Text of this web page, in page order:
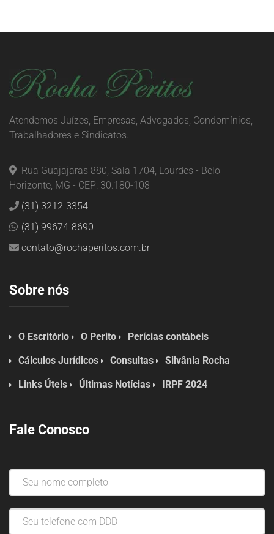
Atendemos Juízes, Empresas, Advogados, Condomínios,
Trabalhadores e Sindicatos.
Rua Guajajaras 880, Sala 1704, Lourdes - Belo
Horizonte, MG - CEP: 30.180-108
(31) 3212-3354
(31) 99674-8690
contato@rochaperitos.com.br
Sobre nós
O Escritório O Perito Perícias contábeis
Cálculos Jurídicos Consultas Silvânia Rocha
Links Úteis Últimas Notícias IRPF 2024
Fale Conosco